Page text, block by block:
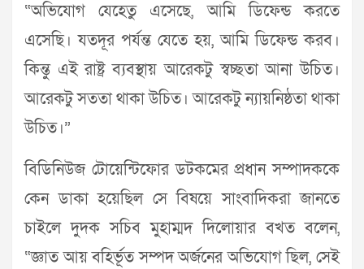
“অভিযোগ যেহেতু এসেছে, আমি ডিফেন্ড করতে
এসেছি। যতদূর পর্যন্ত যেতে হয়, আমি ডিফেন্ড করব।
কিন্তু এই রাষ্ট্র ব্যবস্থায় আরেকটু স্বচ্ছতা আনা উচিত।
আরেকটু সততা থাকা উচিত। আরেকটু ন্যায়নিষ্ঠতা থাকা
উচিত।”
বিডিনিউজ টোয়েন্টিফোর ডটকমের প্রধান সম্পাদককে
কেন ডাকা হয়েছিল সে বিষয়ে সাংবাদিকরা জানতে
চাইলে দুদক সচিব মুহাম্মদ দিলোয়ার বখত বলেন,
“জ্ঞাত আয় বহির্ভূত সম্পদ অর্জনের অভিযোগ ছিল, সেই